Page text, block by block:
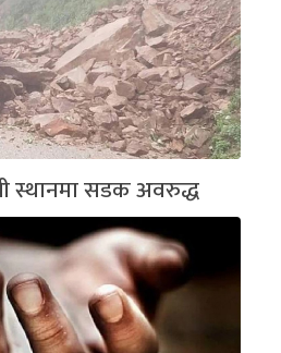
स्थानमा सडक अवरुद्ध